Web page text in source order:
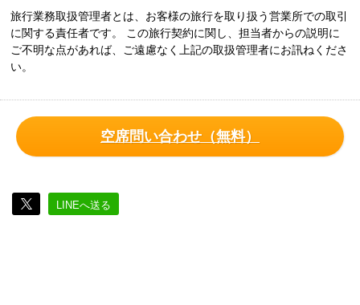
旅行業務取扱管理者とは、お客様の旅行を取り扱う営業所での取引
に関する責任者です。 この旅行契約に関し、担当者からの説明に
ご不明な点があれば、ご遠慮なく上記の取扱管理者にお訊ねくださ
い。
空席問い合わせ（無料）
LINEへ送る